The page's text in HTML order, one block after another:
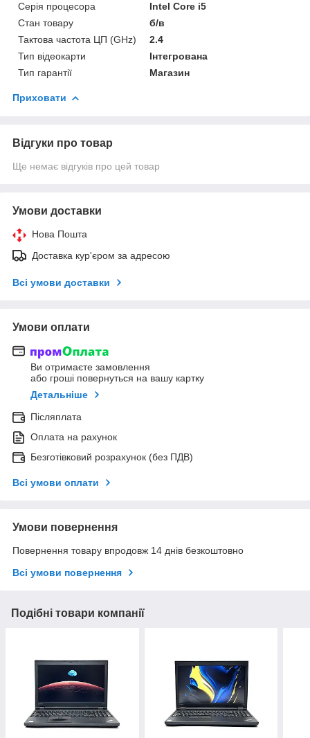
Серія процесора
Intel Core i5
Стан товару
б/в
Тактова частота ЦП (GHz)
2.4
Тип відеокарти
Інтегрована
Тип гарантії
Магазин
Приховати
Відгуки про товар
Ще немає відгуків про цей товар
Умови доставки
Нова Пошта
Доставка кур'єром за адресою
Всі умови доставки
Умови оплати
Ви отримаєте замовлення
або гроші повернуться на вашу картку
Детальніше
Післяплата
Оплата на рахунок
Безготівковий розрахунок (без ПДВ)
Всі умови оплати
Умови повернення
Повернення товару впродовж 14 днів безкоштовно
Всі умови повернення
Подібні товари компанії